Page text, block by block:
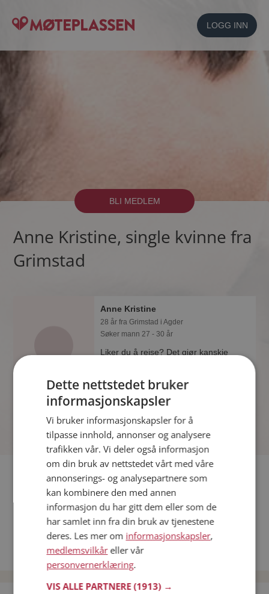
LOGG INN
BLI MEDLEM
Anne Kristine, single kvinne fra
Grimstad
Anne Kristine
28 år fra Grimstad i Agder
Søker mann 27 - 30 år
Liker du å reise? Det gjør kanskje
spennende fakta.
Fler single
Flere singlekvinner fra Grimstad :Kristina,Karoline,Elisabeth
Menn fra Grimstad
Date kvinner i Norge
Date menn i Norge
Dette nettstedet bruker
informasjonskapsler
Vi bruker informasjonskapsler for å
tilpasse innhold, annonser og analysere
trafikken vår. Vi deler også informasjon
om din bruk av nettstedet vårt med våre
annonserings- og analysepartnere som
kan kombinere den med annen
informasjon du har gitt dem eller som de
har samlet inn fra din bruk av tjenestene
deres. Les mer om informasjonskapsler,
medlemsvilkåreller vår
personvernerklæring.
VIS ALLE PARTNERE(1913) →